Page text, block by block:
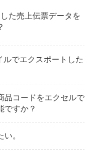
た売上伝票データを
ルでエクスポートした
品コードをエクセルで
ですか？
。